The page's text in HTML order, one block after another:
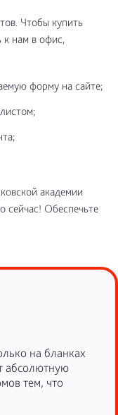
Чтобы купить
к нам в офис,
форму на сайте;
академии
сейчас! Обеспечьте
на бланках
абсолютную
тем, что